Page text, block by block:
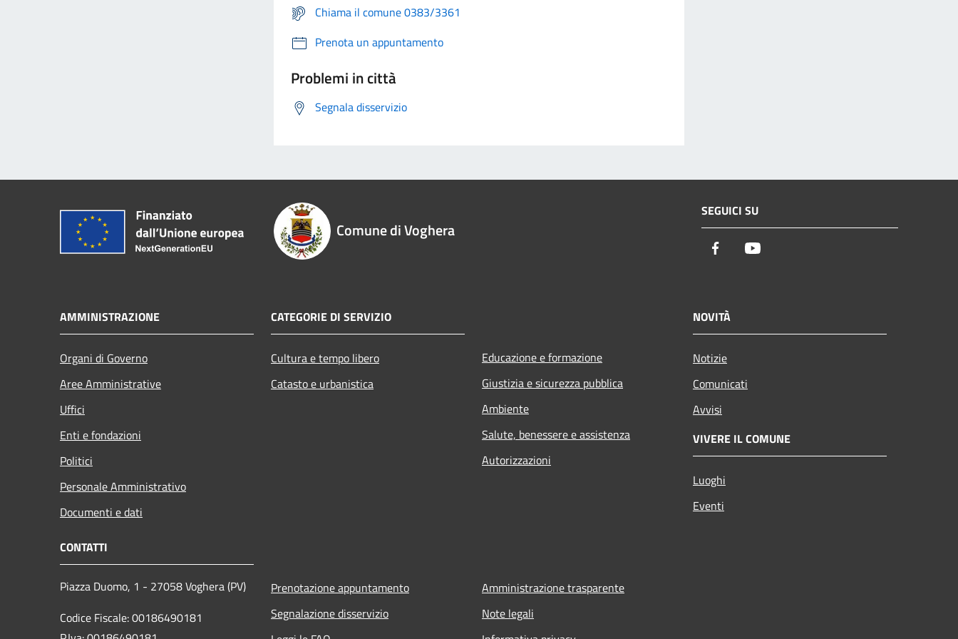
Chiama il comune 0383/3361
Prenota un appuntamento
Problemi in città
Segnala disservizio
Comune di Voghera
SEGUICI SU
Facebook
AMMINISTRAZIONE
Organi di Governo
Aree Amministrative
Uffici
Enti e fondazioni
Politici
Personale Amministrativo
Documenti e dati
CATEGORIE DI SERVIZIO
Cultura e tempo libero
Catasto e urbanistica
Educazione e formazione
Giustizia e sicurezza pubblica
Ambiente
Salute, benessere e assistenza
Autorizzazioni
NOVITÀ
Notizie
Comunicati
Avvisi
VIVERE IL COMUNE
Luoghi
Eventi
CONTATTI
Piazza Duomo, 1 - 27058 Voghera (PV)
Codice Fiscale: 00186490181
Prenotazione appuntamento
Segnalazione disservizio
Amministrazione trasparente
Note legali